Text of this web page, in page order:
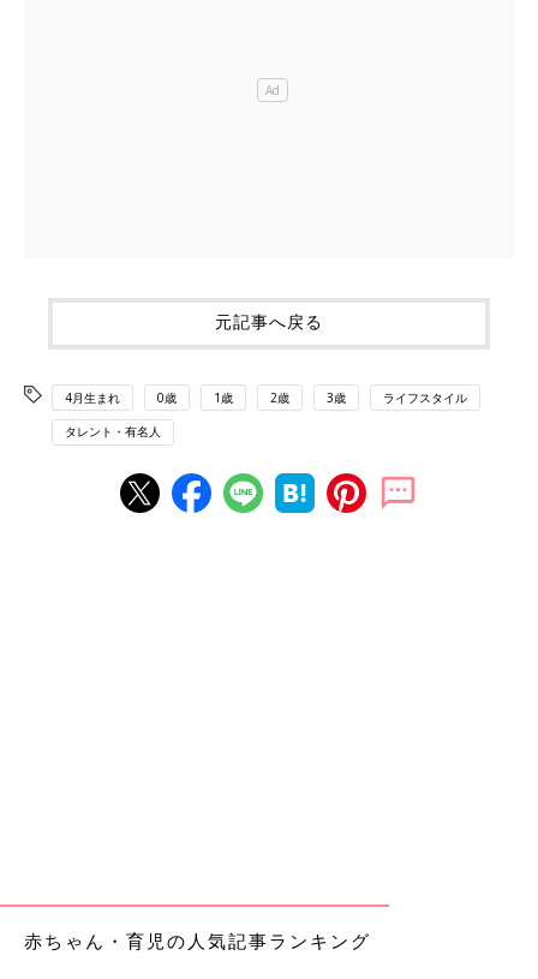
元記事へ戻る
4月生まれ 0歳 1歳 2歳 3歳 ライフスタイル
タレント・有名人
赤ちゃん・育児の人気記事ランキング